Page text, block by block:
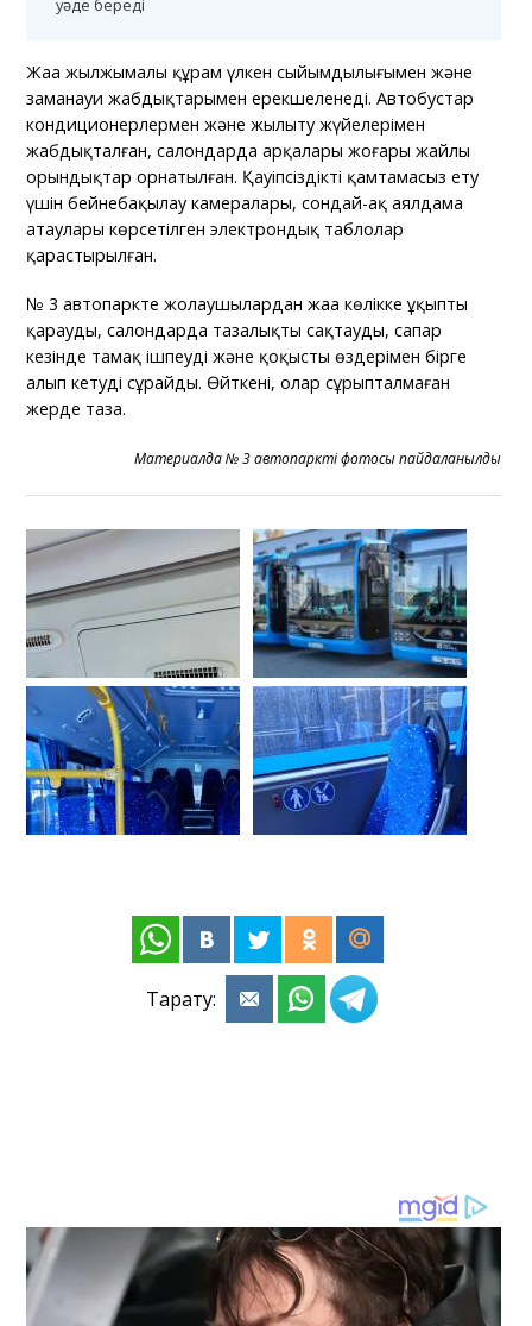
уәде береді
Жаңа жылжымалы құрам үлкен сыйымдылығымен және
заманауи жабдықтарымен ерекшеленеді. Автобустар
кондиционерлермен және жылыту жүйелерімен
жабдықталған, салондарда арқалары жоғары жайлы
орындықтар орнатылған. Қауіпсіздікті қамтамасыз ету
үшін бейнебақылау камералары, сондай-ақ аялдама
атаулары көрсетілген электрондық таблолар
қарастырылған.
№ 3 автопаркте жолаушылардан жаңа көлікке ұқыпты
қарауды, салондарда тазалықты сақтауды, сапар
кезінде тамақ ішпеуді және қоқысты өздерімен бірге
алып кетуді сұрайды. Өйткені, олар сұрыпталмаған
жерде таза.
Материалда № 3 автопарктің фотосы пайдаланылды
Тарату: